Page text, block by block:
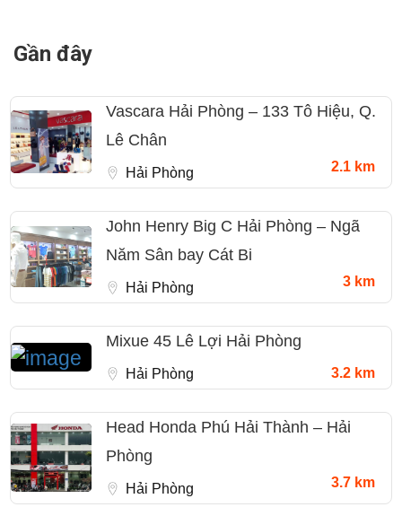
Gần đây
Vascara Hải Phòng – 133 Tô Hiệu, Q.
Lê Chân
Hải Phòng 2.1 km
John Henry Big C Hải Phòng – Ngã
Năm Sân bay Cát Bi
Hải Phòng 3 km
Mixue 45 Lê Lợi Hải Phòng
Hải Phòng 3.2 km
Head Honda Phú Hải Thành – Hải
Phòng
Hải Phòng 3.7 km